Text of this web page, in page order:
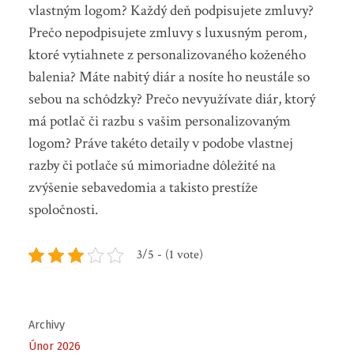
vlastným logom? Každý deň podpisujete zmluvy?
Prečo nepodpisujete zmluvy s luxusným perom,
ktoré vytiahnete z personalizovaného koženého
balenia? Máte nabitý diár a nosíte ho neustále so
sebou na schôdzky? Prečo nevyužívate diár, ktorý
má potlač či razbu s vašim personalizovaným
logom? Práve takéto detaily v podobe vlastnej
razby či potlače sú mimoriadne dôležité na
zvýšenie sebavedomia a takisto prestíže
spoločnosti.
3/5 - (1 vote)
Archivy
Únor 2026